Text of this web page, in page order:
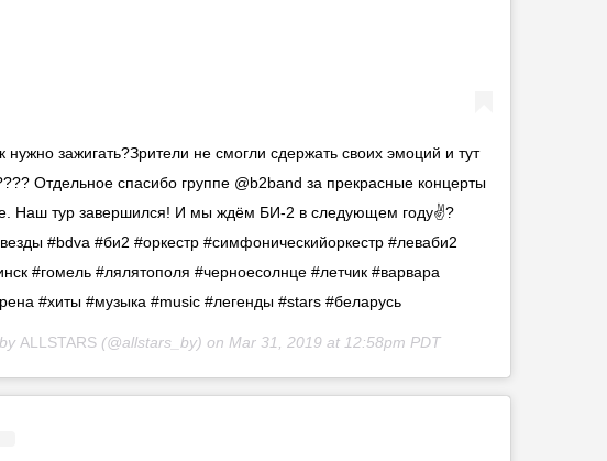
нужно зажигать?Зрители не смогли сдержать своих эмоций и тут
Отдельное спасибо группе @b2band за прекрасные концерты
Наш тур завершился! И мы ждём БИ-2 в следующем году✌? ⠀
#bdva #би2 #оркестр #симфоническийоркестр #леваби2
#гомель #лялятополя #черноесолнце #летчик #варвара
#хиты #музыка #music #легенды #stars #беларусь
ALLSTARS(@allstars_by) on Mar 31, 2019 at 12:58pm PDT